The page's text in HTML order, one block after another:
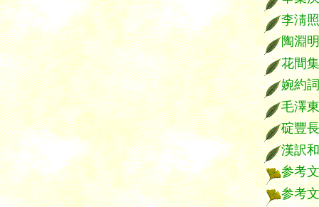
李淸
陶淵
花間集
婉約
毛澤
碇豐
漢訳
参考
参考